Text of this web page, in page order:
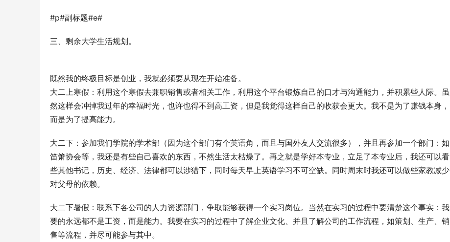
#p#副标题#e#
三、剩余大学生活规划。
既然我的终极目标是创业，我就必须要从现在开始准备。
大二上寒假：利用这个寒假去兼职销售或者相关工作，利用这个平台锻炼自己的口才与沟通能力，并积累些人际。虽
然这样会冲掉我过年的幸福时光，也许也得不到高工资，但是我觉得这样自己的收获会更大。我不是为了赚钱本身，
而是为了提高能力。
大二下：参加我们学院的学术部（因为这个部门有个英语角，而且与国外友人交流很多），并且再参加一个部门：如
笛箫协会等，我还是有些自己喜欢的东西，不然生活太枯燥了。再之就是学好本专业，立足了本专业后，我还可以看
些其他书记，历史、经济、法律都可以涉猎下，同时每天早上英语学习不可空缺。同时周末时我还可以做些家教减少
对父母的依赖。
大二下暑假：联系下各公司的人力资源部门，争取能够获得一个实习岗位。当然在实习的过程中要清楚这个事实：我
要的永远都不是工资，而是能力。我要在实习的过程中了解企业文化、并且了解公司的工作流程，如策划、生产、销
售等流程，并尽可能参与其中。